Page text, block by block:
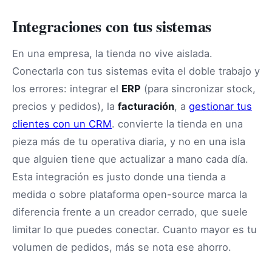
Integraciones con tus sistemas
En una empresa, la tienda no vive aislada.
Conectarla con tus sistemas evita el doble trabajo y
los errores: integrar el ERP (para sincronizar stock,
precios y pedidos), la facturación, a gestionar tus
clientes con un CRM. convierte la tienda en una
pieza más de tu operativa diaria, y no en una isla
que alguien tiene que actualizar a mano cada día.
Esta integración es justo donde una tienda a
medida o sobre plataforma open-source marca la
diferencia frente a un creador cerrado, que suele
limitar lo que puedes conectar. Cuanto mayor es tu
volumen de pedidos, más se nota ese ahorro.